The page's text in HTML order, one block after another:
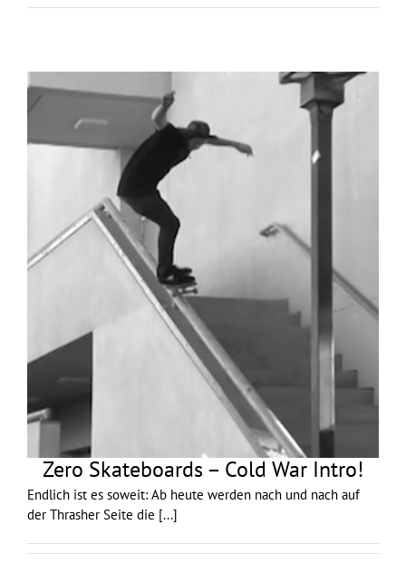
Zero Skateboards – Cold War Intro!
Endlich ist es soweit: Ab heute werden nach und nach auf
der Thrasher Seite die [...]